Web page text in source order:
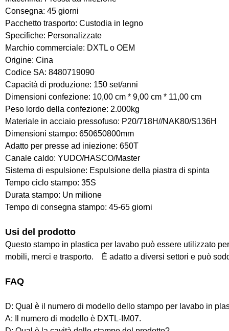
Consegna: 45 giorni
Pacchetto trasporto: Custodia in legno
Specifiche: Personalizzate
Marchio commerciale: DXTL o OEM
Origine: Cina
Codice SA: 8480719090
Capacità di produzione: 150 set/anni
Dimensioni confezione: 10,00 cm * 9,00 cm * 11,00 cm
Peso lordo della confezione: 2.000kg
Materiale in acciaio pressofuso: P20/718H//NAK80/S136H
Dimensioni stampo: 650650800mm
Adatto per presse ad iniezione: 650T
Canale caldo: YUDO/HASCO/Master
Sistema di espulsione: Espulsione della piastra di spinta
Tempo ciclo stampo: 35S
Durata stampo: Un milione
Tempo di consegna stampo: 45-65 giorni
Usi del prodotto
Questo stampo in plastica per lavabo può essere utilizzato
mobili, merci e trasporto. È adatto a diversi settori e può
FAQ
D: Qual è il numero di modello dello stampo per lavabo in
A: Il numero di modello è DXTL-IM07.